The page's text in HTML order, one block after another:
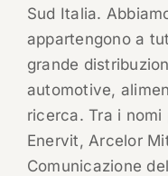
Sud Italia.
appartengono a
grande
automotive,
ricerca. Tra i
Enervit, Arcelor
Comunicazione